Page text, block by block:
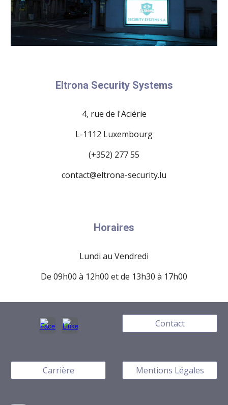
Eltrona Security Systems
4, rue de l'Aciérie
L-1112 Luxembourg
(+352) 277 55
contact@eltrona-security.lu
Horaires
Lundi au Vendredi
De 09h00 à 12h00 et de 13h30 à 17h00
Contact
Carrière Mentions Légales